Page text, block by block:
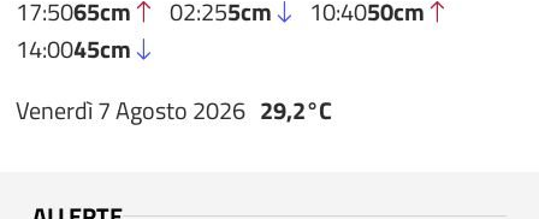
17:5065cm 02:255cm 10:4050cm
14:0045cm
Venerdì 7 Agosto 2026 29,2°C